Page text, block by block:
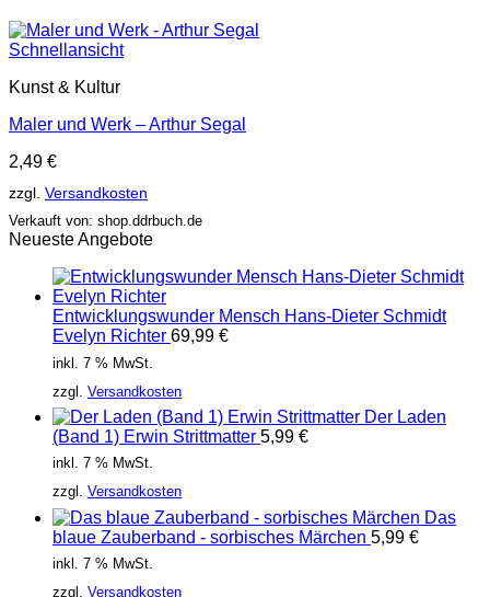
Schnellansicht
Kunst & Kultur
Maler und Werk – Arthur Segal
2,49 €
zzgl. Versandkosten
Verkauft von: shop.ddrbuch.de
Neueste Angebote
Entwicklungswunder Mensch Hans-Dieter Schmidt
Evelyn Richter 69,99 €
inkl. 7 % MwSt.
zzgl. Versandkosten
Der Laden
(Band 1) Erwin Strittmatter 5,99 €
inkl. 7 % MwSt.
zzgl. Versandkosten
Das
blaue Zauberband - sorbisches Märchen 5,99 €
inkl. 7 % MwSt.
zzgl. Versandkosten